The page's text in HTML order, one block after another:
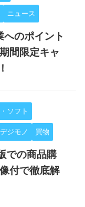
ニュース
へのポイント
間限定キャ
ソフト
ジモノ 買物
での商品購
付で徹底解